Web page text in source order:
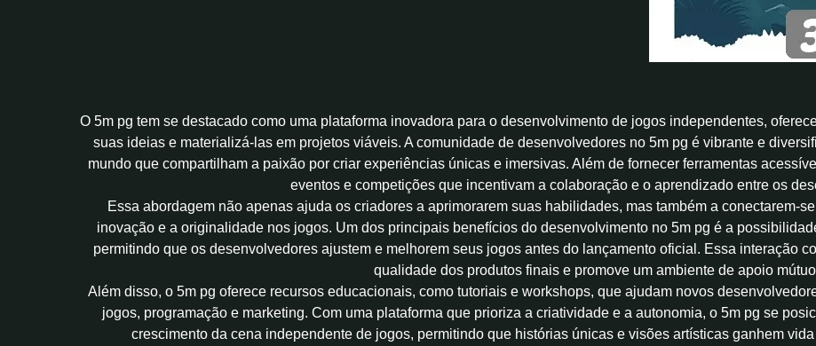
O 5m pg tem se destacado como uma plataforma inovadora para o desenvolvimento de jogos independentes,
suas ideias e materializá-las em projetos viáveis. A comunidade de desenvolvedores no 5m pg é vibrante e
mundo que compartilham a paixão por criar experiências únicas e imersivas. Além de fornecer ferramentas
eventos e competições que incentivam a colaboração e o aprendizado entre os
Essa abordagem não apenas ajuda os criadores a aprimorarem suas habilidades, mas também a conectarem-
inovação e a originalidade nos jogos. Um dos principais benefícios do desenvolvimento no 5m pg é a
permitindo que os desenvolvedores ajustem e melhorem seus jogos antes do lançamento oficial. Essa interação
qualidade dos produtos finais e promove um ambiente de apoio
Além disso, o 5m pg oferece recursos educacionais, como tutoriais e workshops, que ajudam novos
jogos, programação e marketing. Com uma plataforma que prioriza a criatividade e a autonomia, o 5m pg se
crescimento da cena independente de jogos, permitindo que histórias únicas e visões artísticas ganhem